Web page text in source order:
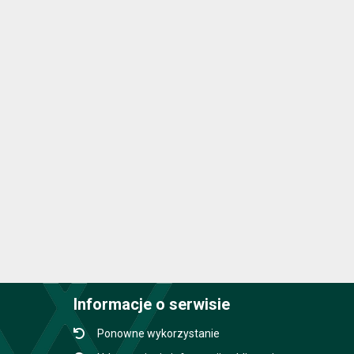
Informacje o serwisie
Ponowne wykorzystanie